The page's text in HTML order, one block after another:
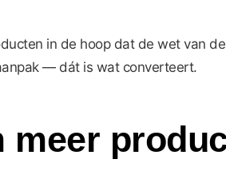
in de hoop dat de wet van
— dát is wat converteert.
meer